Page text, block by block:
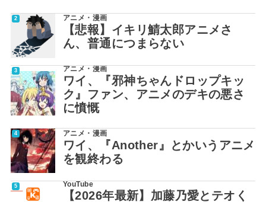
アニメ・漫画
【悲報】イキリ鯖太郎アニメさ
ん、普通につまらない
アニメ・漫画
ワイ、『邪神ちゃんドロップキッ
ク』ファン、アニメのデキの悪さ
に憤慨
アニメ・漫画
ワイ、『Another』とかいうアニメ
を観終わる
YouTube
【2026年最新】加藤乃愛とテオく